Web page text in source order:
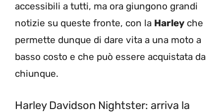
accessibili a tutti, ma ora giungono grandi
notizie su queste fronte, con la Harley che
permette dunque di dare vita a una moto a
basso costo e che può essere acquistata da
chiunque.
Harley Davidson Nightster: arriva la